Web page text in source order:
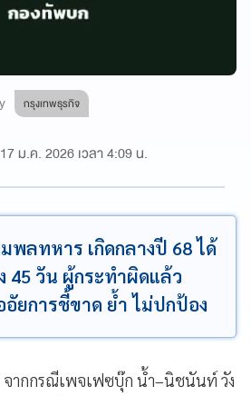
กรุงเทพธุรกิจ
17 ม.ค. 2026 เวลา 4:09 น.
พลทหาร เกิดกลางปี 68 ได้
45 วัน ผู้กระทำผิดแล้ว
ยการชี้ขาด ย้ำ ไม่ปกป้อง
จากกรณีเพจเฟซบุ๊ก น้ำ–นิชนันท์ วัง